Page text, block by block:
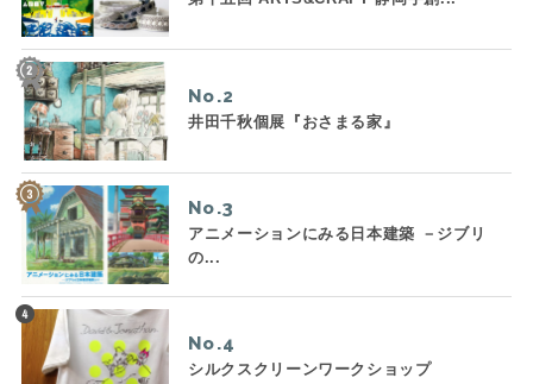
No.
井田千秋個展『おさまる家』
No.
アニメーションにみる日本建築 －ジブリ
の...
No.
シルクスクリーンワークショップ